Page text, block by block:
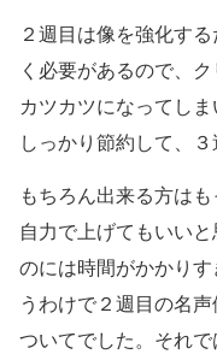
２週目は像を強化す
く必要があるので、
カツカツになってし
しっかり節約して、
もちろん出来る方は
自力で上げてもいい
のには時間がかかり
うわけで２週目の名
ついてでした。それで